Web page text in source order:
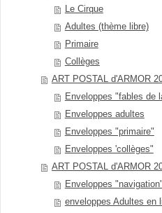
Le Cirque
Adultes (thème libre)
Primaire
Collèges
ART POSTAL d'ARMOR
Enveloppes "fables de
Enveloppes adultes
Enveloppes "primaire"
Enveloppes 'collèges"
ART POSTAL d'ARMOR
Enveloppes "navigation"
enveloppes Adultes en